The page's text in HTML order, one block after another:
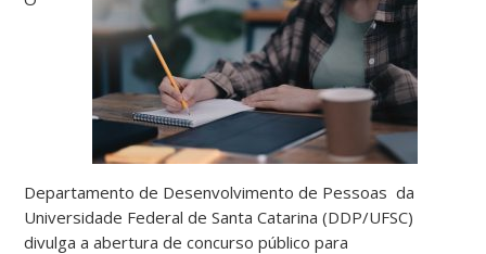
Departamento de Desenvolvimento de Pessoas da
Universidade Federal de Santa Catarina (DDP/UFSC)
divulga a abertura de concurso público para